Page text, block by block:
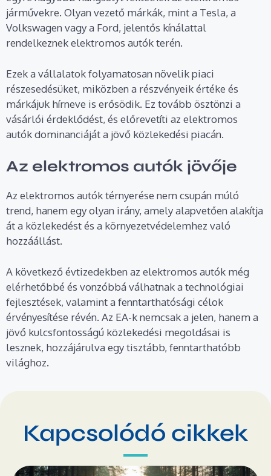
járművekre. Olyan vezető márkák, mint a Tesla, a
Volkswagen vagy a Ford, jelentős kínálattal
rendelkeznek elektromos autók terén.
Ezek a vállalatok folyamatosan növelik piaci
részesedésüket, miközben a részvényeik értéke és
márkájuk hírneve is erősödik. Ez tovább ösztönzi a
vásárlói érdeklődést, és előrevetíti az elektromos
autók dominanciáját a jövő közlekedési piacán.
Az elektromos autók jövője
Az elektromos autók térnyerése nem csupán múló
trend, hanem egy olyan irány, amely alapvetően alakítja
át a közlekedést és a környezetvédelemhez való
hozzáállást.
A következő évtizedekben az elektromos autók még
elérhetőbbé és vonzóbbá válhatnak a technológiai
fejlesztések, valamint a fenntarthatósági célok
érvényesítése révén. Az EA-k nemcsak a jelen, hanem a
jövő kulcsfontosságú közlekedési megoldásai is
lesznek, hozzájárulva egy tisztább, fenntarthatóbb
világhoz.
Kapcsolódó cikkek